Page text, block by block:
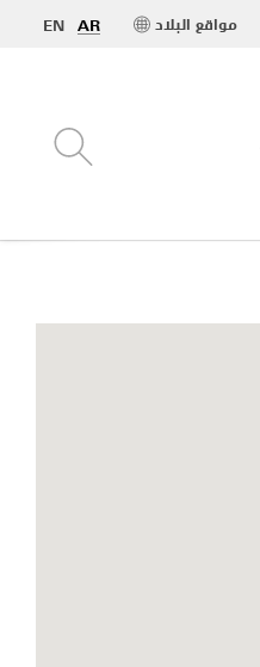
EN AR مواقع البلاد